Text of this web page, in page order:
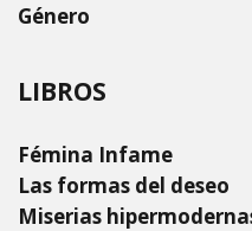
Género
LIBROS
Fémina Infame
Las formas del deseo
Miserias